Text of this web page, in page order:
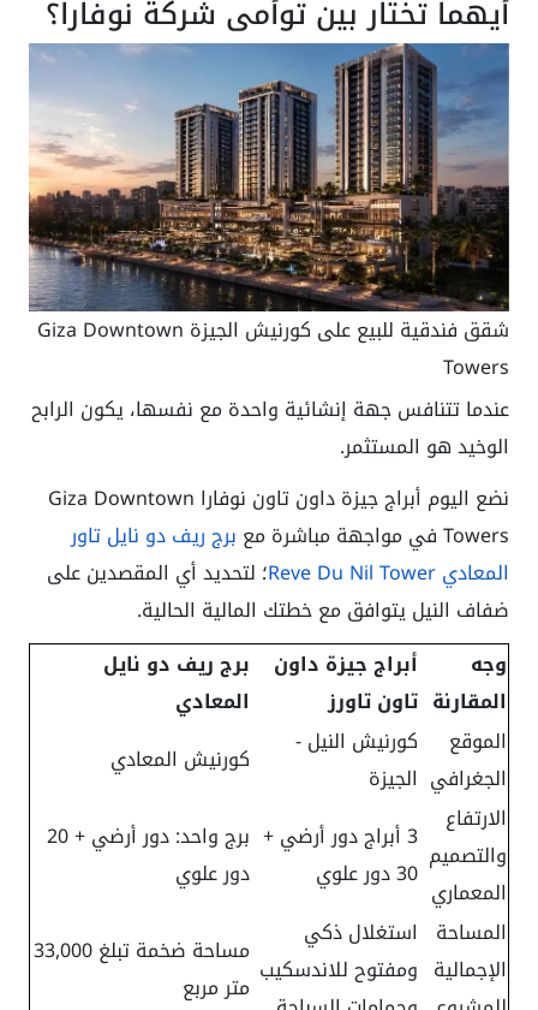
أيهما تختار بين توأمي شركة نوفارا؟
شقق فندقية للبيع على كورنيش الجيزة Giza Downtown
Towers
عندما تتنافس جهة إنشائية واحدة مع نفسها، يكون الرابح
الوخيد هو المستثمر.
نضع اليوم أبراج جيزة داون تاون نوفارا Giza Downtown
Towers في مواجهة مباشرة مع
برج ريف دو نايل تاور
المعادي Reve Du Nil Tower
؛ لتحديد أي المقصدين على
ضفاف النيل يتوافق مع خطتك المالية الحالية.
وجه
المقارنة
أبراج جيزة داون
تاون تاورز
برج ريف دو نايل
المعادي
الموقع
الجغرافي
كورنيش النيل -
الجيزة
كورنيش المعادي
الارتفاع
والتصميم
المعماري
3 أبراج دور أرضي +
30 دور علوي
برج واحد: دور أرضي + 20
دور علوي
المساحة
الإجمالية
استغلال ذكي
ومفتوح للاندسكيب
مساحة ضخمة تبلغ 33,000
متر مربع